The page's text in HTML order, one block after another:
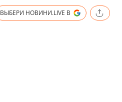
ВЫБЕРИ НОВИНИ.LIVE В